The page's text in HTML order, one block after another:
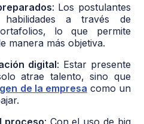
: Los postulantes
a través de
lo que permite
manera más objetiva.
digital: Estar presente
atrae talento, sino que
de la empresa como un
proceso: Con el uso de big